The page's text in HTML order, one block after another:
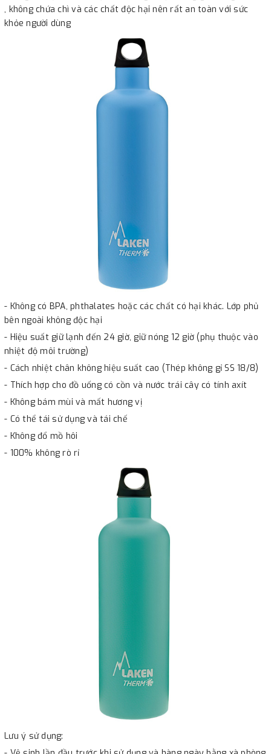
, không chứa chì và các chất độc hại nên rất an toàn với sức
khỏe người dùng
- Không có BPA, phthalates hoặc các chất có hại khác. Lớp phủ
bên ngoài không độc hại
- Hiệu suất giữ lạnh đến 24 giờ, giữ nóng 12 giờ (phụ thuộc vào
nhiệt độ môi trường)
- Cách nhiệt chân không hiệu suất cao (Thép không gỉ SS 18/8)
- Thích hợp cho đồ uống có cồn và nước trái cây có tính axít
- Không bám mùi và mất hương vị
- Có thể tái sử dụng và tái chế
- Không đổ mồ hôi
- 100% không rò rỉ
Lưu ý sử dụng: